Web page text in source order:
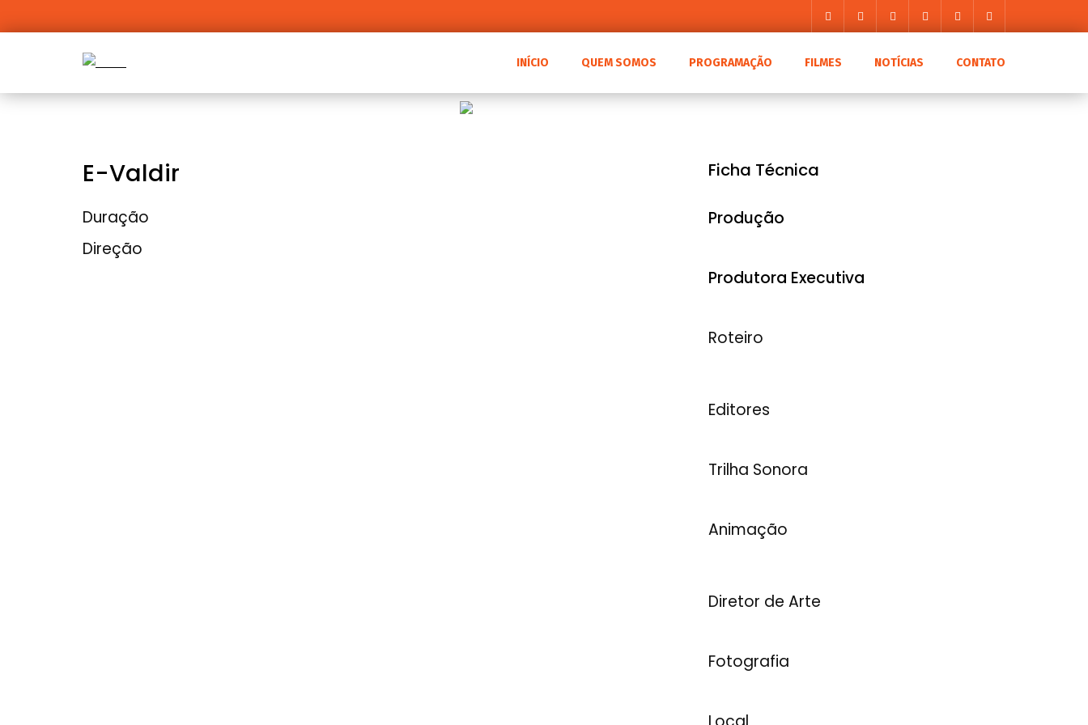
INÍCIO QUEM SOMOS PROGRAMAÇÃO FILMES NOTÍCIAS CONTATO
E-Valdir
Duração
Direção
Ficha Técnica
Produção
Produtora Executiva
Roteiro
Editores
Trilha Sonora
Animação
Diretor de Arte
Fotografia